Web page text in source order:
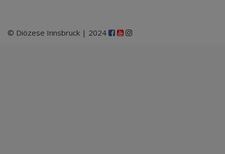
© Diözese Innsbruck | 2024